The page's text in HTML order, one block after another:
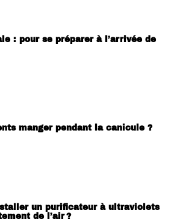
: pour se préparer à l’arrivée de
manger pendant la canicule ?
un purificateur à ultraviolets
de l’air ?